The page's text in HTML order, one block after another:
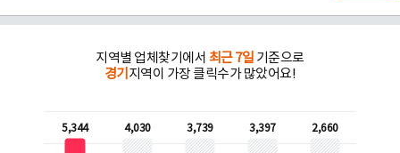
지역별 업체찾기에서 최근 7일 기준으로
경기 지역이 가장 클릭수가 많았어요!
5,344 4,030 3,739 3,397 2,660